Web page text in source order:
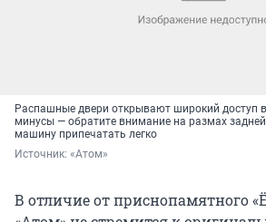
Распашные двери открывают широкий доступ в
минусы — обратите внимание на размах
машину припечатать легко
Источник: «Атом»
В отличие от приснопамятного